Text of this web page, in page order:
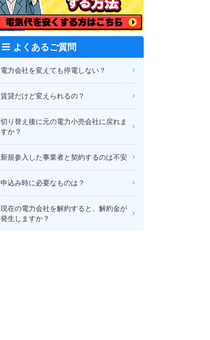
よくあるご質問
電力会社を変えても停電しない？
賃貸だけど変えられるの？
切り替え後に元の電力小売会社に戻れま
すか？
新規参入した事業者と契約するのは不安
申込み時に必要なものは？
現在の電力会社を解約すると、解約金が
発生しますか？